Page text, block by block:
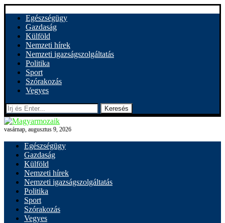
Egészségügy
Gazdaság
Külföld
Nemzeti hírek
Nemzeti igazságszolgáltatás
Politika
Sport
Szórakozás
Vegyes
Keresés
vasárnap, augusztus 9, 2026
Egészségügy
Gazdaság
Külföld
Nemzeti hírek
Nemzeti igazságszolgáltatás
Politika
Sport
Szórakozás
Vegyes